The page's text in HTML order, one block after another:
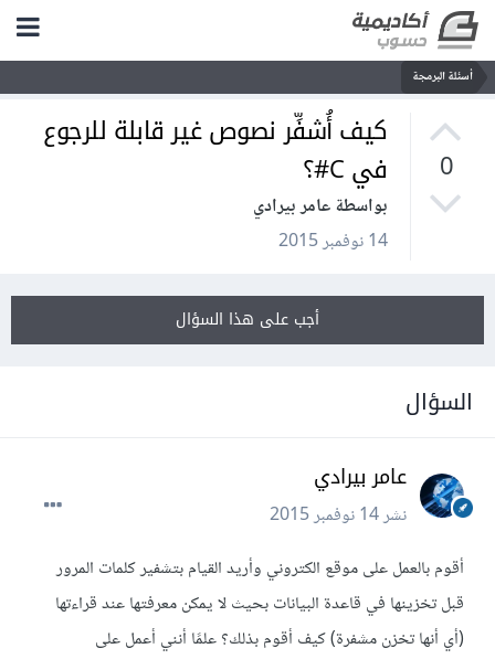
أسئلة البرمجة
0
كيف أُشفِّر نصوص غير قابلة للرجوع
في C#؟
بواسطة عامر بيرادي
14 نوفمبر 2015
أجب على هذا السؤال
السؤال
عامر بيرادي
نشر14 نوفمبر 2015
أقوم بالعمل على موقع الكتروني وأريد القيام بتشفير كلمات المرور
قبل تخزينها في قاعدة البيانات بحيث لا يمكن معرفتها عند قراءتها
(أي أنها تخزن مشفرة) كيف أقوم بذلك؟ علمًا أنني أعمل على